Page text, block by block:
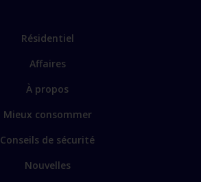
Résidentiel
Affaires
À propos
Mieux consommer
Conseils de sécurité
Nouvelles